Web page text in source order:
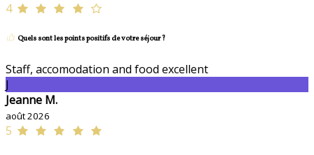
4
Quels sont les points positifs de votre séjour ?
Staff, accomodation and food excellent
J
Jeanne M.
août 2026
5